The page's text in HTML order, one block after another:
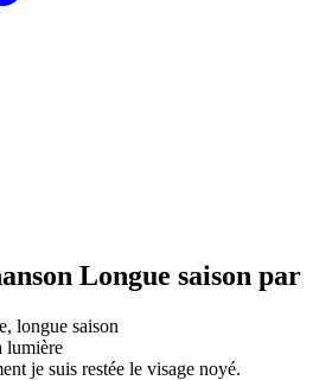
Longue saison par
longue saison
lumière
je suis restée le visage noyé.